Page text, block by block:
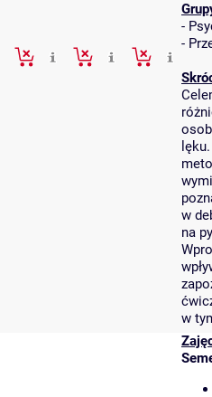
-
-
w
na
w